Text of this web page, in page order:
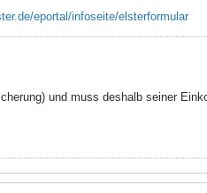
eportal/infoseite/elsterformular
und muss deshalb seiner